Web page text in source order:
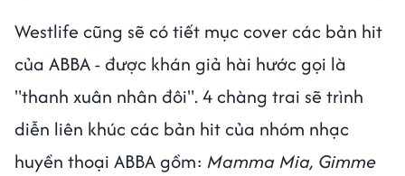
Westlife cũng sẽ có tiết mục cover các bản hit
của ABBA - được khán giả hài hước gọi là
"thanh xuân nhân đôi". 4 chàng trai sẽ trình
diễn liên khúc các bản hit của nhóm nhạc
huyền thoại ABBA gồm: Mamma Mia, Gimme